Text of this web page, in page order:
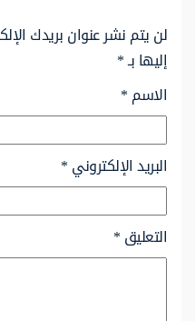
لن يتم نشر عنوان بريدك
إليها بـ*
الاسم*
البريد الإلكتروني*
التعليق*